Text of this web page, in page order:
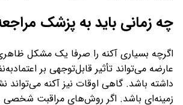
چه زمانی باید به پزشک
اگرچه بسیاری آکنه را صرفا یک مشکل
عارضه می‌تواند تأثیر قابل‌توجهی بر
داشته باشد. گاهی اوقات نیز آکنه می‌تواند
زمینه‌ای باشد. اگر روش‌های مراقبت شخصی